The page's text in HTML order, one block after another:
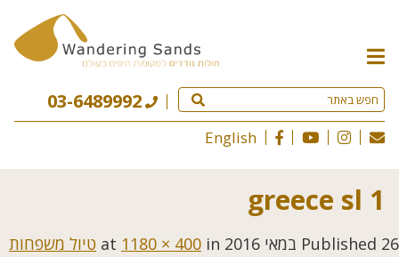
תפריט
האתר
03-6489992
English
greece sl 1
Published 26 במאי 2016 1180 × 400 in
טיול משפחות